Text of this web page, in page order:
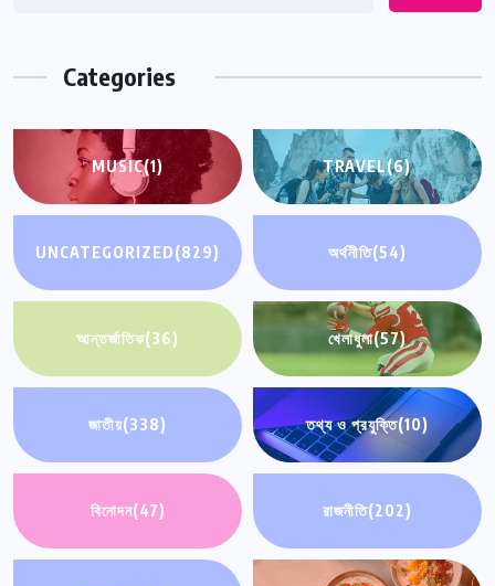
Categories
MUSIC(1) TRAVEL(6)
UNCATEGORIZED(829) অর্থনীতি(54)
আন্তর্জাতিক(36) খেলাধুলা(57)
জাতীয়(338) তথ্য ও প্রযুক্তি(10)
বিনোদন(47) রাজনীতি(202)